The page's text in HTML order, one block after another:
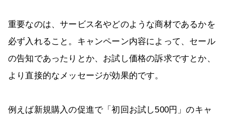
重要なのは、サービス名やどのような商材であるかを
必ず入れること。キャンペーン内容によって、セール
の告知であったりとか、お試し価格の訴求ですとか、
より直接的なメッセージが効果的です。
例えば新規購入の促進で「初回お試し500円」のキャ